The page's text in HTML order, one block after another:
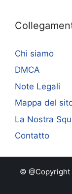
Chi siamo
DMCA
Note Legali
Mappa del
La Nostra
Contatto
© @Copyright